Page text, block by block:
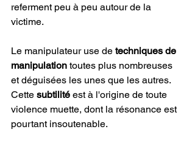
referment peu à peu autour de la
victime.
Le manipulateur use de techniques de
manipulation toutes plus nombreuses
et déguisées les unes que les autres.
Cette subtilité est à l'origine de toute
violence muette, dont la résonance est
pourtant insoutenable.